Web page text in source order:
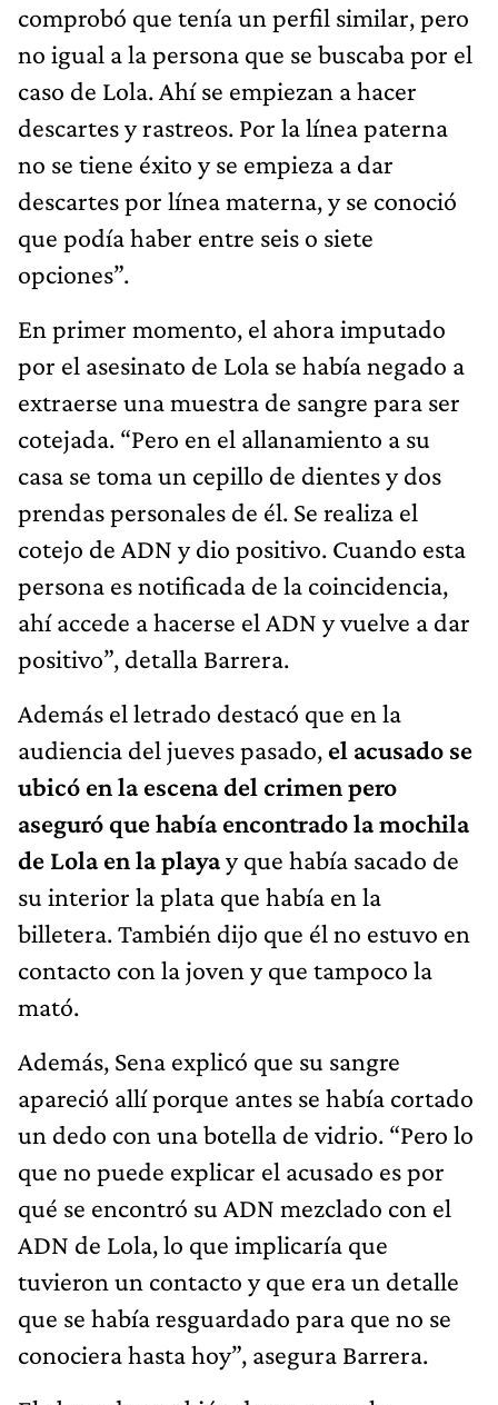
comprobó que tenía un perfil similar, pero
no igual a la persona que se buscaba por el
caso de Lola. Ahí se empiezan a hacer
descartes y rastreos. Por la línea paterna
no se tiene éxito y se empieza a dar
descartes por línea materna, y se conoció
que podía haber entre seis o siete
opciones”.
En primer momento, el ahora imputado
por el asesinato de Lola se había negado a
extraerse una muestra de sangre para ser
cotejada. “Pero en el allanamiento a su
casa se toma un cepillo de dientes y dos
prendas personales de él. Se realiza el
cotejo de ADN y dio positivo. Cuando esta
persona es notificada de la coincidencia,
ahí accede a hacerse el ADN y vuelve a dar
positivo”, detalla Barrera.
Además el letrado destacó que en la
audiencia del jueves pasado, el acusado se
ubicó en la escena del crimen pero
aseguró que había encontrado la mochila
de Lola en la playay que había sacado de
su interior la plata que había en la
billetera. También dijo que él no estuvo en
contacto con la joven y que tampoco la
mató.
Además, Sena explicó que su sangre
apareció allí porque antes se había cortado
un dedo con una botella de vidrio. “Pero lo
que no puede explicar el acusado es por
qué se encontró su ADN mezclado con el
ADN de Lola, lo que implicaría que
tuvieron un contacto y que era un detalle
que se había resguardado para que no se
conociera hasta hoy”, asegura Barrera.